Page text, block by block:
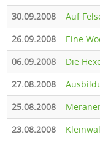
30.09.2008 Auf
26.09.2008
Eine
06.09.2008
Die
27.08.2008
25.08.2008
23.08.2008